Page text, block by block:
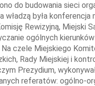
do budowania sieci
władzą była
Rewizyjną, Miejski
ogólnych
czele Miejskiego
Rady Miejskiej i
Prezydium,
referatów: ogólno-